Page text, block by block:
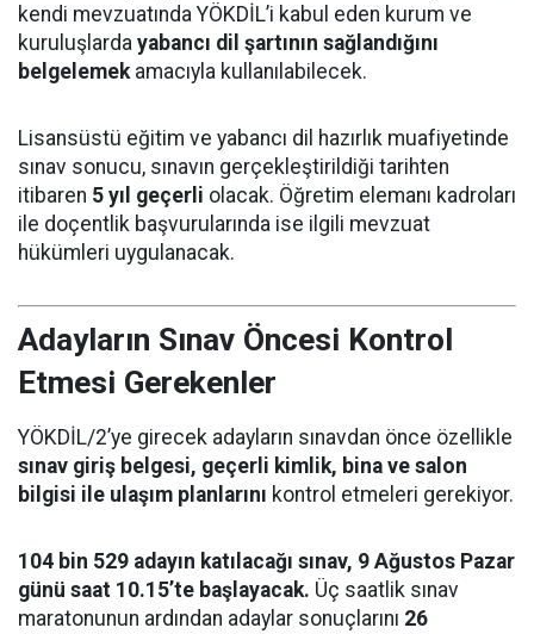
kendi mevzuatında YÖKDİL’i kabul eden kurum ve
kuruluşlarda yabancı dil şartının sağlandığını
belgelemekamacıyla kullanılabilecek.
Lisansüstü eğitim ve yabancı dil hazırlık muafiyetinde
sınav sonucu, sınavın gerçekleştirildiği tarihten
itibaren 5 yıl geçerli olacak. Öğretim elemanı kadroları
ile doçentlik başvurularında ise ilgili mevzuat
hükümleri uygulanacak.
Adayların Sınav Öncesi Kontrol
Etmesi Gerekenler
YÖKDİL/2’ye girecek adayların sınavdan önce özellikle
sınav giriş belgesi, geçerli kimlik, bina ve salon
bilgisi ile ulaşım planlarını kontrol etmeleri gerekiyor.
104 bin 529 adayın katılacağı sınav, 9 Ağustos Pazar
günü saat 10.15’te başlayacak. Üç saatlik sınav
maratonunun ardından adaylar sonuçlarını 26